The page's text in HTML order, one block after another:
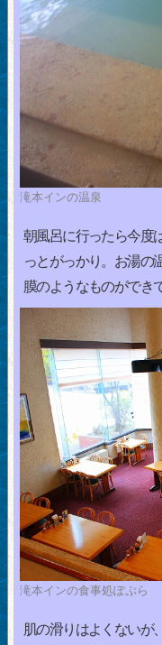
滝本インの温泉
朝風呂に行ったら今度
っとがっかり。お湯の
膜のようなものができ
滝本インの食事処ぽぷら
肌の滑りはよくないが